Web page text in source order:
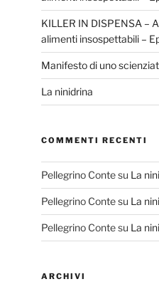
KILLER IN DISPENSA –
alimenti insospettabili –
Manifesto di uno
La ninidrina
COMMENTI RECENTI
Pellegrino Contesu La
Pellegrino Contesu La
Pellegrino Contesu La
ARCHIVI